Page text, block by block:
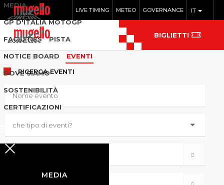
IT
LIVE TIMING METEO GOVERNANCE
MEDIA
GP D'ITALIA MOTOGP
FACILITIES PISTA
NOTICE BOARD EVENTI
DOVE SIAMO
SOSTENIBILITÀ
CERTIFICAZIONI
MEDIA
BIGLIETTI
RICERCAEVENTI